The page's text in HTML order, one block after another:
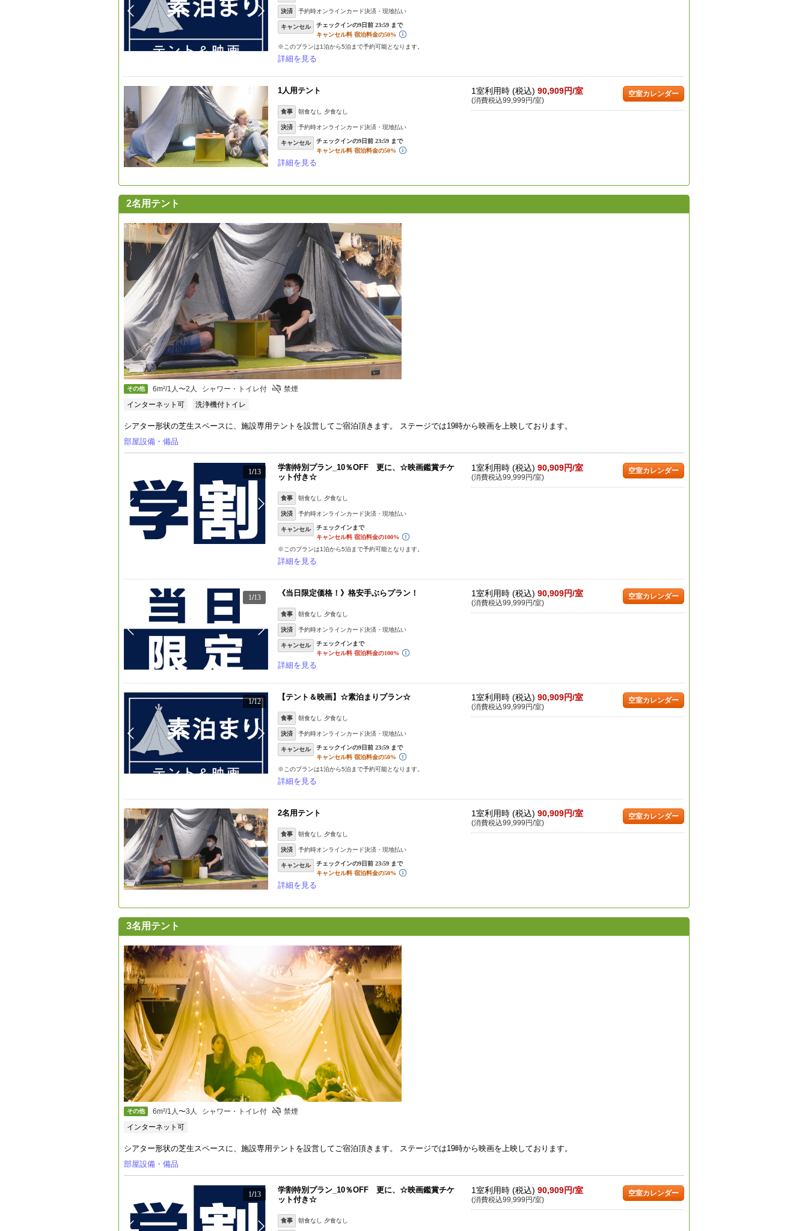
決済 予約時オンラインカード決済・現地払い
キャンセル
※このプランは1泊から5泊まで予約可能となります。
詳細を見る
1人用テント
食事 朝食なし 夕食なし
決済 予約時オンラインカード決済・現地払い
キャンセル
詳細を見る
1室利用時 (税込) 90,909円/室
(消費税込99,999円/室)
空室カレンダー
2名用テント
その他 6m²/1人〜2人 シャワー・トイレ付
禁煙
インターネット可
洗浄機付トイレ
シアター形状の芝生スペースに、施設専用テントを設営してご宿泊頂きます。 ステージでは19時から映画を上映しております。
部屋設備・備品
1/13
学割特別プラン_10％OFF 更に、☆映画鑑賞チケ
ット付き☆
食事 朝食なし 夕食なし
決済 予約時オンラインカード決済・現地払い
キャンセル
※このプランは1泊から5泊まで予約可能となります。
詳細を見る
1室利用時 (税込) 90,909円/室
(消費税込99,999円/室)
空室カレンダー
1/13 《当日限定価格！》格安手ぶらプラン！
食事 朝食なし 夕食なし
決済 予約時オンラインカード決済・現地払い
キャンセル
詳細を見る
1室利用時 (税込) 90,909円/室
(消費税込99,999円/室)
空室カレンダー
1/12 【テント＆映画】☆素泊まりプラン☆
食事 朝食なし 夕食なし
決済 予約時オンラインカード決済・現地払い
キャンセル
※このプランは1泊から5泊まで予約可能となります。
詳細を見る
1室利用時 (税込) 90,909円/室
(消費税込99,999円/室)
空室カレンダー
2名用テント
食事 朝食なし 夕食なし
決済 予約時オンラインカード決済・現地払い
キャンセル
詳細を見る
1室利用時 (税込) 90,909円/室
(消費税込99,999円/室)
空室カレンダー
3名用テント
その他 6m²/1人〜3人 シャワー・トイレ付
禁煙
インターネット可
シアター形状の芝生スペースに、施設専用テントを設営してご宿泊頂きます。 ステージでは19時から映画を上映しております。
部屋設備・備品
1/13
学割特別プラン_10％OFF 更に、☆映画鑑賞チケ
ット付き☆
食事 朝食なし 夕食なし
1室利用時 (税込) 90,909円/室
(消費税込99,999円/室)
空室カレンダー